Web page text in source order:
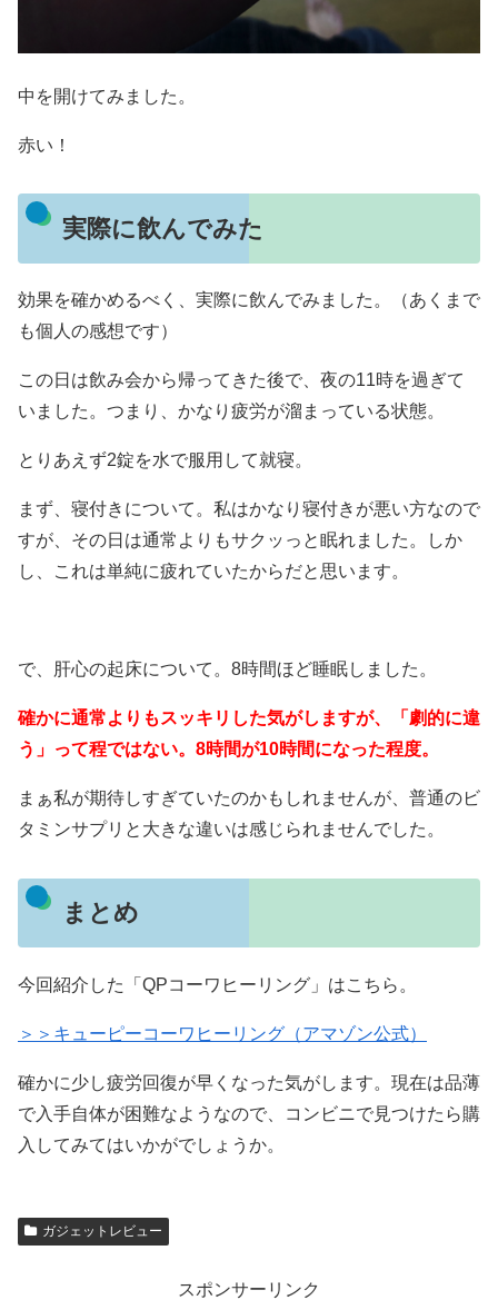
中を開けてみました。
赤い！
実際に飲んでみた
効果を確かめるべく、実際に飲んでみました。（あくまで
も個人の感想です）
この日は飲み会から帰ってきた後で、夜の11時を過ぎて
いました。つまり、かなり疲労が溜まっている状態。
とりあえず2錠を水で服用して就寝。
まず、寝付きについて。私はかなり寝付きが悪い方なので
すが、その日は通常よりもサクッっと眠れました。しか
し、これは単純に疲れていたからだと思います。
で、肝心の起床について。8時間ほど睡眠しました。
確かに通常よりもスッキリした気がしますが、「劇的に違
う」って程ではない。8時間が10時間になった程度。
まぁ私が期待しすぎていたのかもしれませんが、普通のビ
タミンサプリと大きな違いは感じられませんでした。
まとめ
今回紹介した「QPコーワヒーリング」はこちら。
＞＞キューピーコーワヒーリング（アマゾン公式）
確かに少し疲労回復が早くなった気がします。現在は品薄
で入手自体が困難なようなので、コンビニで見つけたら購
入してみてはいかがでしょうか。
ガジェットレビュー
スポンサーリンク